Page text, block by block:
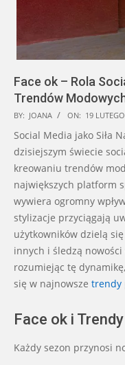
Face ok – Rola
Trendów
2026-
02-
19
BY: JOANA ON: 19
Social Media jako Siła
dzisiejszym świecie
kreowaniu trendów
największych platform
wywiera ogromny
stylizacje przyciągają
użytkowników dzielą
innych i śledzą
rozumiejąc tę
się w najnowsze trendy
Face ok i
Każdy sezon przynosi